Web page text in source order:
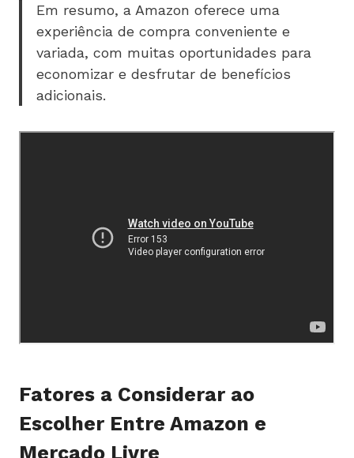
Em resumo, a Amazon oferece uma
experiência de compra conveniente e
variada, com muitas oportunidades para
economizar e desfrutar de benefícios
adicionais.
Fatores a Considerar ao
Escolher Entre Amazon e
Mercado Livre